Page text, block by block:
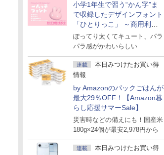
小学1年生で習う“かん字”ま
で収録したデザインフォント
「ひとりっこ」 ～商用利用
OK
ぽってり太くてキュート、パラ
パラ感がかわいらしい
連載
本日みつけたお買い得
情報
by Amazonのパックごはんが
最大29％OFF！【Amazon暮
らし応援サマーSale】
災害時などの備えにも！国産米
180g×24個が最安2,978円から
連載
本日みつけたお買い得